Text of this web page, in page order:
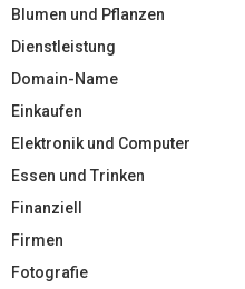
Blumen und Pflanzen
Dienstleistung
Domain-Name
Einkaufen
Elektronik und Computer
Essen und Trinken
Finanziell
Firmen
Fotografie